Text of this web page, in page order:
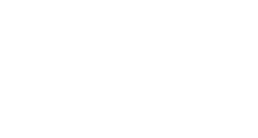
do kształcenia ogólnego – Etap I, II i III"
zawodowego"